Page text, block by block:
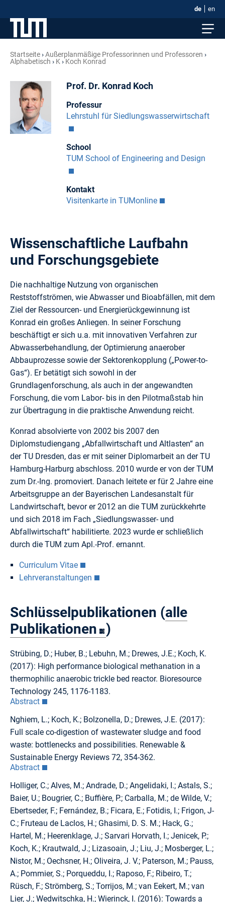
de en
Startseite
Außerplanmäßige Professorinnen und Professoren
Alphabetisch
K Koch Konrad
Prof. Dr. Konrad Koch
Professur
Lehrstuhl für Siedlungswasserwirtschaft
School
TUM School of Engineering and Design
Kontakt
Visitenkarte in TUMonline
Wissenschaftliche Laufbahn
und Forschungsgebiete
Die nachhaltige Nutzung von organischen
Reststoffströmen, wie Abwasser und Bioabfällen, mit dem
Ziel der Ressourcen- und Energierückgewinnung ist
Konrad ein großes Anliegen. In seiner Forschung
beschäftigt er sich u.a. mit innovativen Verfahren zur
Abwasserbehandlung, der Optimierung anaerober
Abbauprozesse sowie der Sektorenkopplung („Power-to-
Gas“). Er betätigt sich sowohl in der
Grundlagenforschung, als auch in der angewandten
Forschung, die vom Labor- bis in den Pilotmaßstab hin
zur Übertragung in die praktische Anwendung reicht.
Konrad absolvierte von 2002 bis 2007 den
Diplomstudiengang „Abfallwirtschaft und Altlasten“ an
der TU Dresden, das er mit seiner Diplomarbeit an der TU
Hamburg-Harburg abschloss. 2010 wurde er von der TUM
zum Dr.-Ing. promoviert. Danach leitete er für 2 Jahre eine
Arbeitsgruppe an der Bayerischen Landesanstalt für
Landwirtschaft, bevor er 2012 an die TUM zurückkehrte
und sich 2018 im Fach „Siedlungswasser- und
Abfallwirtschaft“ habilitierte. 2023 wurde er schließlich
durch die TUM zum Apl.-Prof. ernannt.
Curriculum Vitae
Lehrveranstaltungen
Schlüsselpublikationen (alle
Publikationen )
Strübing, D.; Huber, B.; Lebuhn, M.; Drewes, J.E.; Koch, K.
(2017): High performance biological methanation in a
thermophilic anaerobic trickle bed reactor. Bioresource
Technology 245, 1176-1183.
Abstract
Nghiem, L.; Koch, K.; Bolzonella, D.; Drewes, J.E. (2017):
Full scale co-digestion of wastewater sludge and food
waste: bottlenecks and possibilities. Renewable &
Sustainable Energy Reviews 72, 354-362.
Abstract
Holliger, C.; Alves, M.; Andrade, D.; Angelidaki, I.; Astals, S.;
Baier, U.; Bougrier, C.; Buffière, P.; Carballa, M.; de Wilde, V.;
Ebertseder, F.; Fernández, B.; Ficara, E.; Fotidis, I.; Frigon, J-
C.; Fruteau de Laclos, H.; Ghasimi, D. S. M.; Hack, G.;
Hartel, M.; Heerenklage, J.; Sarvari Horvath, I.; Jenicek, P.;
Koch, K.; Krautwald, J.; Lizasoain, J.; Liu, J.; Mosberger, L.;
Nistor, M.; Oechsner, H.; Oliveira, J. V.; Paterson, M.; Pauss,
A.; Pommier, S.; Porqueddu, I.; Raposo, F.; Ribeiro, T.;
Rüsch, F.; Strömberg, S.; Torrijos, M.; van Eekert, M.; van
Lier, J.; Wedwitschka, H.; Wierinck, I. (2016): Towards a